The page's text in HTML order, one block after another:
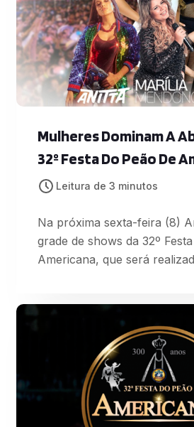
Mulheres Dominam A
32º Festa Do Peão De
Leitura de 3 minutos
Na próxima sexta-feira (8)
grade de shows da 32º
Americana, que será
consagraram como “Bang”,
Poderosas”, “Deixa Ele
Malandra”, entre outras. Em seguida é a vez
da rainha